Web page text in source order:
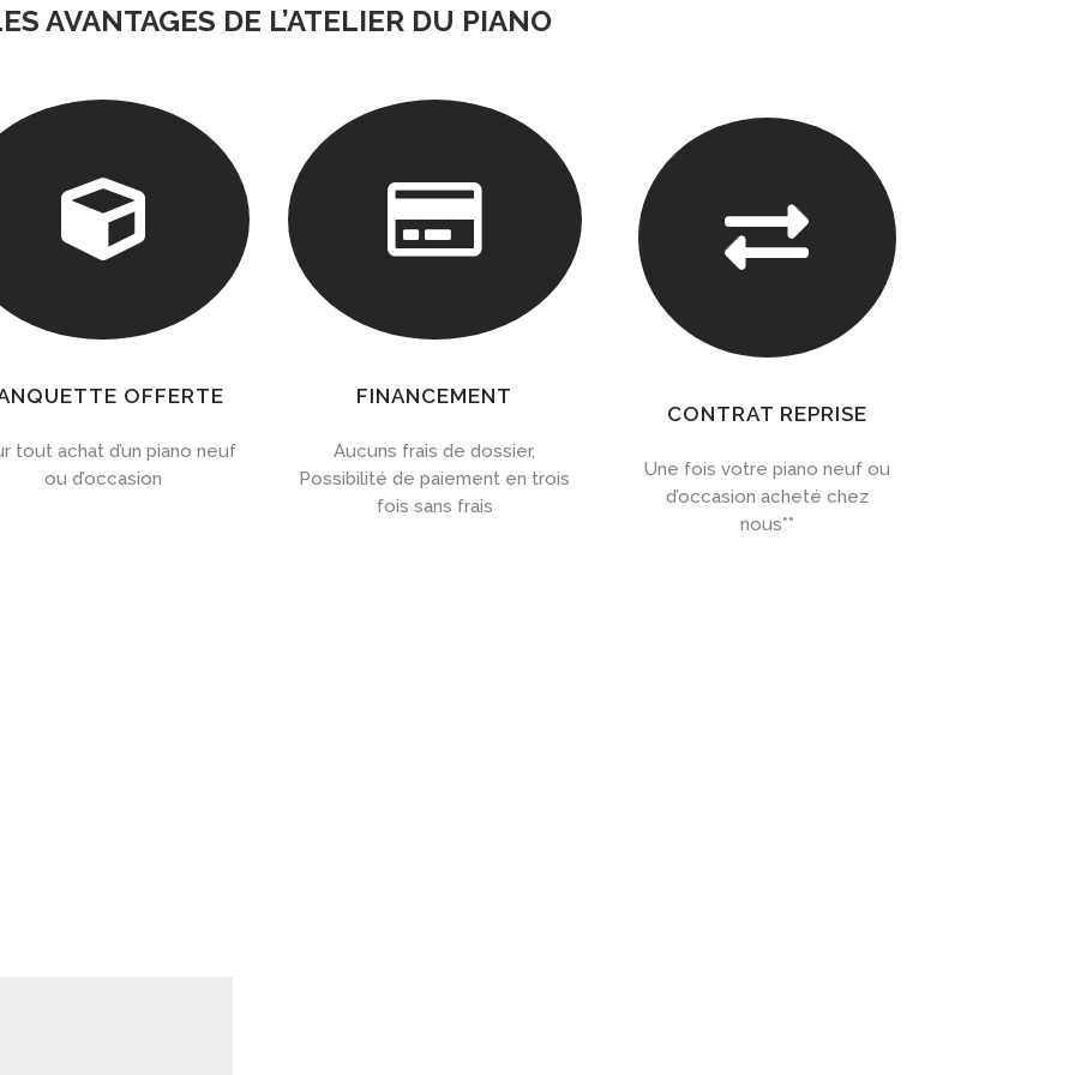
AVANTAGES DE L’ATELIER DU PIANO

OFFERTE
tout achat d’un piano neuf
ou d’occasion

FINANCEMENT
Aucuns frais de dossier,
Possibilité de paiement en trois
fois sans frais

CONTRAT REPRISE
Une fois votre piano neuf ou
d’occasion acheté chez
nous**